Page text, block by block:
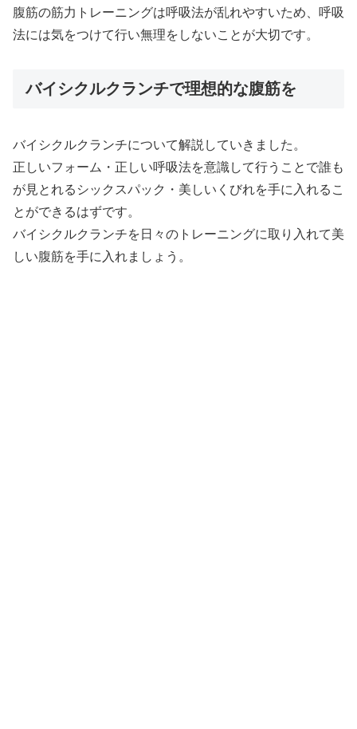
腹筋の筋力トレーニングは呼吸法が乱れやすいため、呼吸
法には気をつけて行い無理をしないことが大切です。
バイシクルクランチで理想的な腹筋を
バイシクルクランチについて解説していきました。
正しいフォーム・正しい呼吸法を意識して行うことで誰も
が見とれるシックスパック・美しいくびれを手に入れるこ
とができるはずです。
バイシクルクランチを日々のトレーニングに取り入れて美
しい腹筋を手に入れましょう。